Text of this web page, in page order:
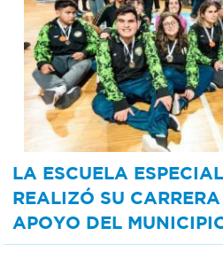
LA ESCUELA
REALIZÓ SU
APOYO DEL